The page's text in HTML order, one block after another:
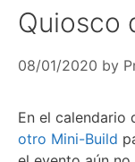
Quiosco
08/01/2020 by
En el calendario
otro Mini-Build